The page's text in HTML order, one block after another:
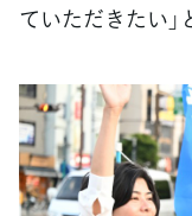
ていただきたい」